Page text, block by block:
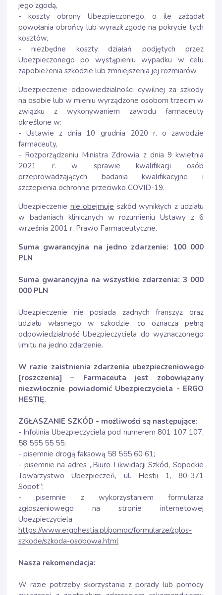
jego zgodą,
- koszty obrony Ubezpieczonego, o ile zażądał
powołania obrońcy lub wyraził zgodę na pokrycie tych
kosztów,
- niezbędne koszty działań podjętych przez
Ubezpieczonego po wystąpieniu wypadku w celu
zapobieżenia szkodzie lub zmniejszenia jej rozmiarów.
Ubezpieczenie odpowiedzialności cywilnej za szkody
na osobie lub w mieniu wyrządzone osobom trzecim w
związku z wykonywaniem zawodu farmaceuty
określone w:
- Ustawie z dnia 10 grudnia 2020 r. o zawodzie
farmaceuty,
- Rozporządzeniu Ministra Zdrowia z dnia 9 kwietnia
2021 r. w sprawie kwalifikacji osób
przeprowadzających badania kwalifikacyjne i
szczepienia ochronne przeciwko COVID-19.
Ubezpieczenie nie obejmuje szkód wynikłych z udziału
w badaniach klinicznych w rozumieniu Ustawy z 6
września 2001 r. Prawo Farmaceutyczne.
Suma gwarancyjna na jedno zdarzenie: 100 000
PLN
Suma gwarancyjna na wszystkie zdarzenia: 3 000
000 PLN
Ubezpieczenie nie posiada żadnych franszyz oraz
udziału własnego w szkodzie, co oznacza pełną
odpowiedzialność Ubezpieczyciela do wyznaczonego
limitu na jedno zdarzenie.
W razie zaistnienia zdarzenia ubezpieczeniowego
[roszczenia] – Farmaceuta jest zobowiązany
niezwłocznie powiadomić Ubezpieczyciela - ERGO
HESTIĘ.
ZGŁASZANIE SZKÓD - możliwości są następujące:
- Infolinia Ubezpieczyciela pod numerem 801 107 107,
58 555 55 55;
- pisemnie drogą faksową 58 555 60 61;
- pisemnie na adres „Biuro Likwidacji Szkód, Sopockie
Towarzystwo Ubezpieczeń, ul. Hestii 1, 80-371
Sopot”;
- pisemnie z wykorzystaniem formularza
zgłoszeniowego na stronie internetowej
Ubezpieczyciela
https://www.ergohestia.pl/pomoc/formularze/zglos-
szkode/szkoda-osobowa.html
Nasza rekomendacja:
W razie potrzeby skorzystania z porady lub pomocy